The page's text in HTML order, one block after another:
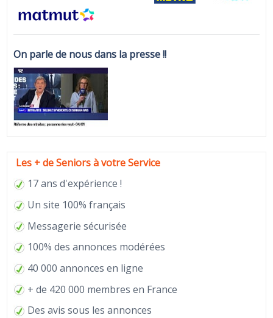
On parle de nous dans la presse !!
Les + de Seniors à votre Service
17 ans d'expérience !
Un site 100% français
Messagerie sécurisée
100% des annonces modérées
40 000 annonces en ligne
+ de 420 000 membres en France
Des avis sous les annonces